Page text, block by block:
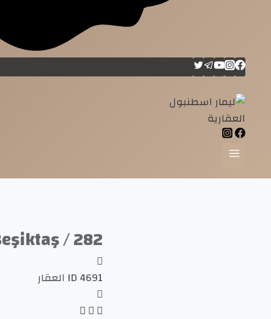
282 / Adress Beşiktaş
4691ID العقار